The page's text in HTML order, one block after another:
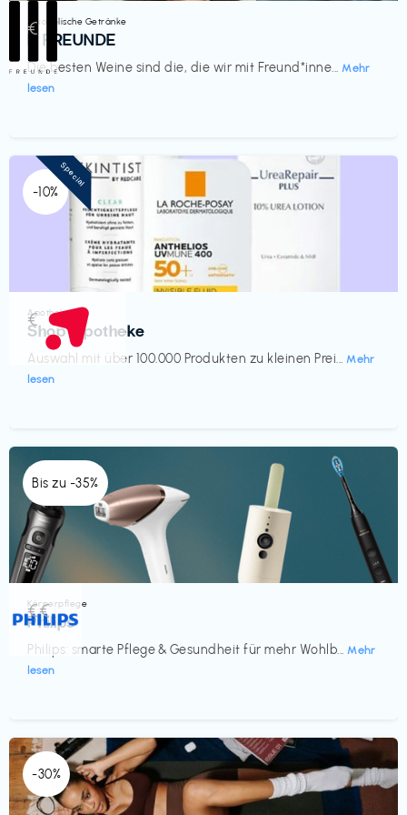
Alkoholische Getränke
III FREUNDE
Die besten Weine sind die, die wir mit Freund*inne... Mehr
lesen
€‎
-10%
Apotheke
Shop Apotheke
Auswahl mit über 100.000 Produkten zu kleinen Prei... Mehr
lesen
€‎
Special
Bis zu -35%
Körperpflege
Philips
Philips: smarte Pflege & Gesundheit für mehr Wohlb... Mehr
lesen
€€‎
-30%